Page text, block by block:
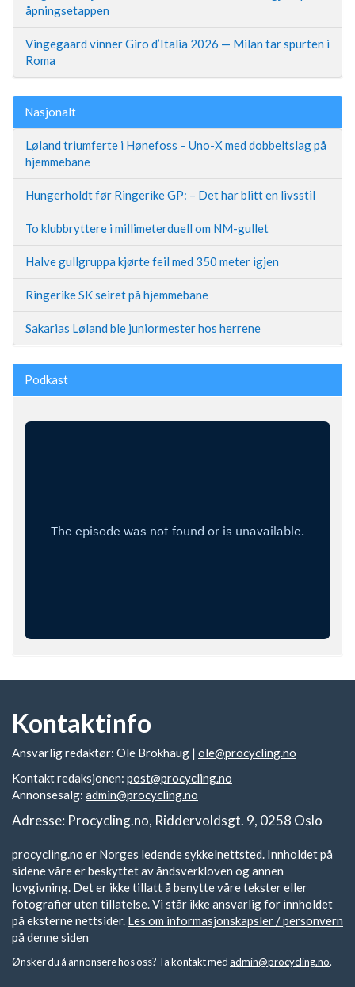
åpningsetappen
Vingegaard vinner Giro d’Italia 2026 — Milan tar spurten i
Roma
Nasjonalt
Løland triumferte i Hønefoss – Uno-X med dobbeltslag på
hjemmebane
Hungerholdt før Ringerike GP: – Det har blitt en livsstil
To klubbryttere i millimeterduell om NM-gullet
Halve gullgruppa kjørte feil med 350 meter igjen
Ringerike SK seiret på hjemmebane
Sakarias Løland ble juniormester hos herrene
Podkast
Kontaktinfo
Ansvarlig redaktør: Ole Brokhaug | ole@procycling.no
Kontakt redaksjonen: post@procycling.no
Annonsesalg: admin@procycling.no
Adresse: Procycling.no, Riddervoldsgt. 9, 0258 Oslo
procycling.no er Norges ledende sykkelnettsted. Innholdet på
sidene våre er beskyttet av åndsverkloven og annen
lovgivning. Det er ikke tillatt å benytte våre tekster eller
fotografier uten tillatelse. Vi står ikke ansvarlig for innholdet
på eksterne nettsider. Les om informasjonskapsler / personvern
på denne siden
Ønsker du å annonsere hos oss? Ta kontakt medadmin@procycling.no.